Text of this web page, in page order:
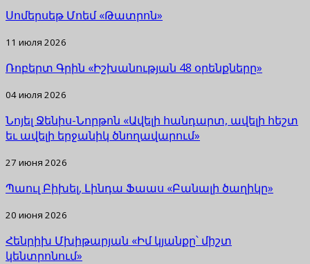
Սոմերսեթ Մոեմ «Թատրոն»
11 июля 2026
Ռոբերտ Գրին «Իշխանության 48 օրենքները»
04 июля 2026
Նոյել Ջենիս-Նորթոն «Ավելի հանդարտ, ավելի հեշտ
եւ ավելի երջանիկ ծնողավարում»
27 июня 2026
Պաուլ Բիխել, Լինդա Ֆաաս «Բանալի ծաղիկը»
20 июня 2026
Հենրիխ Մխիթարյան «Իմ կյանքը՝ միշտ
կենտրոնում»